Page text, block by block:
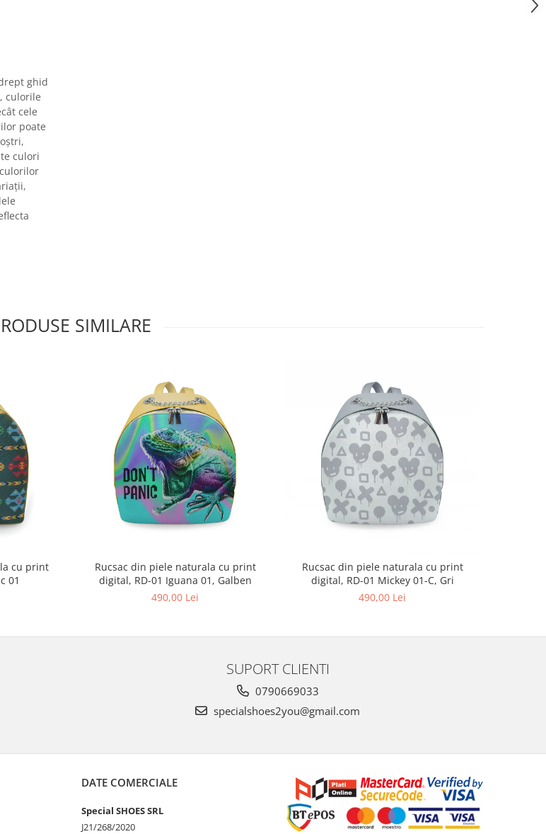
ghid
culorile
cele
poate
culori
SIMILARE
cu print
01
Rucsac din piele naturala cu print
digital, RD-01 Iguana 01, Galben
490,00 Lei
Rucsac din piele naturala cu print
digital, RD-01 Mickey 01-C, Gri
490,00 Lei
SUPORT CLIENTI
0790669033
specialshoes2you@gmail.com
DATE COMERCIALE
Special SHOES SRL
J21/268/2020